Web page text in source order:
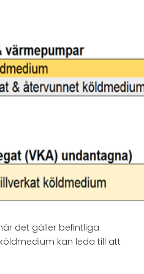
det gäller befintliga
kan leda till att